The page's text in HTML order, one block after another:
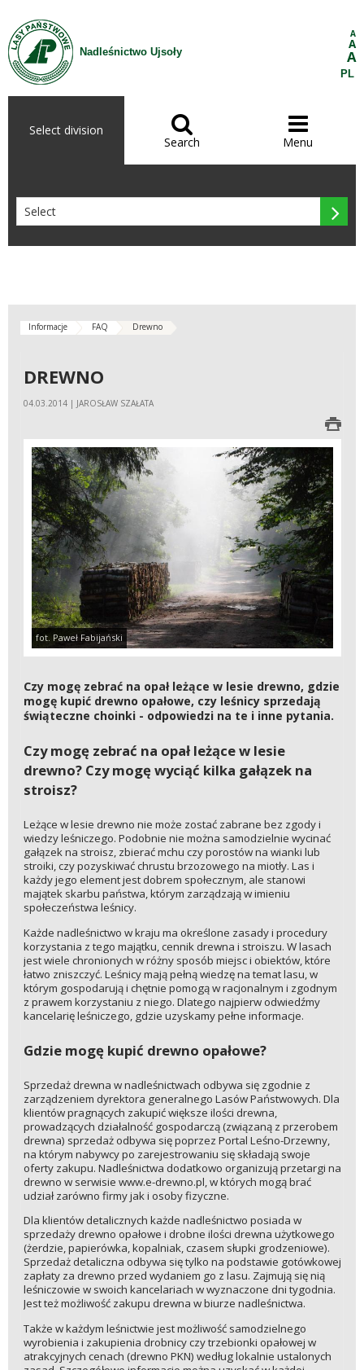
Skip to Content
Nadleśnictwo Ujsoły
A
A
A
PL
Select division 
Search

Menu

Informacje FAQ Drewno
DREWNO
04.03.2014 | JAROSŁAW SZAŁATA
fot. Paweł Fabijański
Czy mogę zebrać na opał leżące w lesie drewno, gdzie
mogę kupić drewno opałowe, czy leśnicy sprzedają
świąteczne choinki - odpowiedzi na te i inne pytania.
Czy mogę zebrać na opał leżące w lesie
drewno? Czy mogę wyciąć kilka gałązek na
stroisz?
Leżące w lesie drewno nie może zostać zabrane bez zgody i
wiedzy leśniczego. Podobnie nie można samodzielnie wycinać
gałązek na stroisz, zbierać mchu czy porostów na wianki lub
stroiki, czy pozyskiwać chrustu brzozowego na miotły. Las i
każdy jego element jest dobrem społecznym, ale stanowi
majątek skarbu państwa, którym zarządzają w imieniu
społeczeństwa leśnicy.
Każde nadleśnictwo w kraju ma określone zasady i procedury
korzystania z tego majątku, cennik drewna i stroiszu. W lasach
jest wiele chronionych w różny sposób miejsc i obiektów, które
łatwo zniszczyć. Leśnicy mają pełną wiedzę na temat lasu, w
którym gospodarują i chętnie pomogą w racjonalnym i zgodnym
z prawem korzystaniu z niego. Dlatego najpierw odwiedźmy
kancelarię leśniczego, gdzie uzyskamy pełne informacje.
Gdzie mogę kupić drewno opałowe?
Sprzedaż drewna w nadleśnictwach odbywa się zgodnie z
zarządzeniem dyrektora generalnego Lasów Państwowych. Dla
klientów pragnących zakupić większe ilości drewna,
prowadzących działalność gospodarczą (związaną z przerobem
drewna) sprzedaż odbywa się poprzez Portal Leśno-Drzewny,
na którym nabywcy po zarejestrowaniu się składają swoje
oferty zakupu. Nadleśnictwa dodatkowo organizują przetargi na
drewno w serwisie www.e-drewno.pl, w których mogą brać
udział zarówno firmy jak i osoby fizyczne.
Dla klientów detalicznych każde nadleśnictwo posiada w
sprzedaży drewno opałowe i drobne ilości drewna użytkowego
(żerdzie, papierówka, kopalniak, czasem słupki grodzeniowe).
Sprzedaż detaliczna odbywa się tylko na podstawie gotówkowej
zapłaty za drewno przed wydaniem go z lasu. Zajmują się nią
leśniczowie w swoich kancelariach w wyznaczone dni tygodnia.
Jest też możliwość zakupu drewna w biurze nadleśnictwa.
Także w każdym leśnictwie jest możliwość samodzielnego
wyrobienia i zakupienia drobnicy czy trzebionki opałowej w
atrakcyjnych cenach (drewno PKN) według lokalnie ustalonych